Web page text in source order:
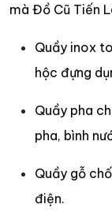
mà Đồ Cũ Tiến
Quầy inox
hộc đựng
Quầy pha
pha, bình
Quầy gỗ
điện.